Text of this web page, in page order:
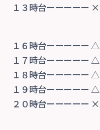
自費
交通アクセス
ご予約
１３時台ーーーーー ×
１６時台ーーーーー △
１７時台ーーーーー △
１８時台ーーーーー △
１９時台ーーーーー △
２０時台ーーーーー ×